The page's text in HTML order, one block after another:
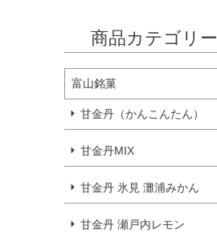
商品カテゴリー
富山銘菓
甘金丹（かんこんたん）
甘金丹MIX
甘金丹 氷見 灘浦みかん
甘金丹 瀬戸内レモン